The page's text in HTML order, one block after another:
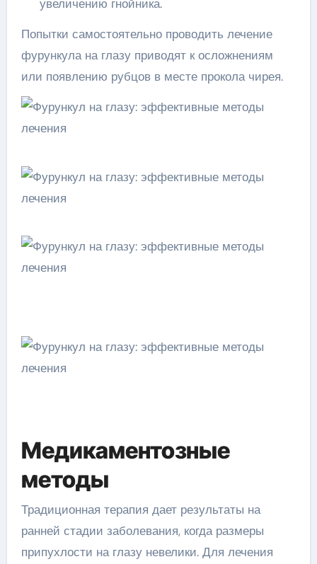
увеличению гнойника.
Попытки самостоятельно проводить лечение
фурункула на глазу приводят к осложнениям
или появлению рубцов в месте прокола чирея.
Медикаментозные
методы
Традиционная терапия дает результаты на
ранней стадии заболевания, когда размеры
припухлости на глазу невелики. Для лечения